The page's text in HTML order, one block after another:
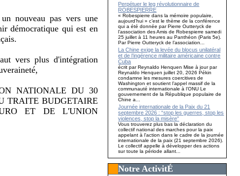
nouveau pas vers une
démocratique qui est en
vers plus d'intégration
NATIONALE DU 30
TRAITE BUDGETAIRE
ET DE L'UNION
Perpétuer le leg révolutionnaire de
ROBESPIERRE
« Robespierre dans la mémoire populaire,
aujourd’hui » c’est le thème de la conférence
qui a été donnée par Pierre Outteryck de
l’association des Amis de Robespierre samedi
25 juillet à 11 heures au Panthéon (Paris 5e).
Par Pierre Outteryck de l’association...
La Chine exige la levée du blocus unilatéral
et de l’ingérence militaire américaine contre
Cuba
écrit par Reynaldo Henquen Mise à jour par
Reynaldo Henquen juillet 20, 2026 Pékin
condamne les mesures coercitives de
Washington et soutient l’appel massif de la
communauté internationale à l’ONU Le
gouvernement de la République populaire de
Chine a...
Journée internationale de la Paix du 21
septembre 2026 : “stop les guerres, stop les
violences, stop la misère”
Vous trouverez plus bas la déclaration du
collectif national des marches pour la paix
appelant à l'action dans le cadre de la journée
internationale de la paix (21 septembre 2026).
Le collectif appelle à développer des actions
sur toute la période allant...
Notre ActivitÉ